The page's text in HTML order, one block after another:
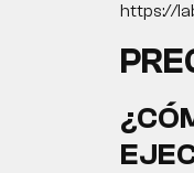
https://